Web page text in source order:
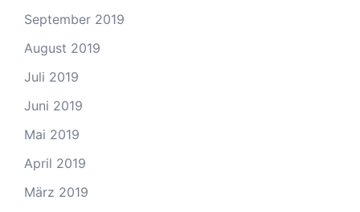
September 2019
August 2019
Juli 2019
Juni 2019
Mai 2019
April 2019
März 2019